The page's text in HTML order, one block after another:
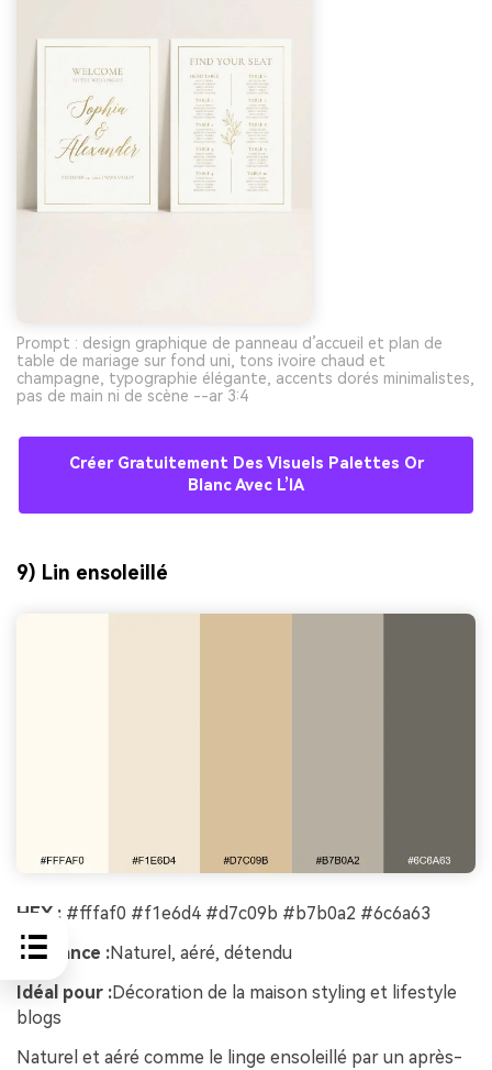
Prompt : design graphique de panneau d’accueil et plan de
table de mariage sur fond uni, tons ivoire chaud et
champagne, typographie élégante, accents dorés minimalistes,
pas de main ni de scène --ar 3:4
Créer Gratuitement Des Visuels Palettes Or
Blanc Avec L’IA
9) Lin ensoleillé
HEX : #fffaf0 #f1e6d4 #d7c09b #b7b0a2 #6c6a63
Ambiance :Naturel, aéré, détendu
Idéal pour :Décoration de la maison styling et lifestyle
blogs
Naturel et aéré comme le linge ensoleillé par un après-